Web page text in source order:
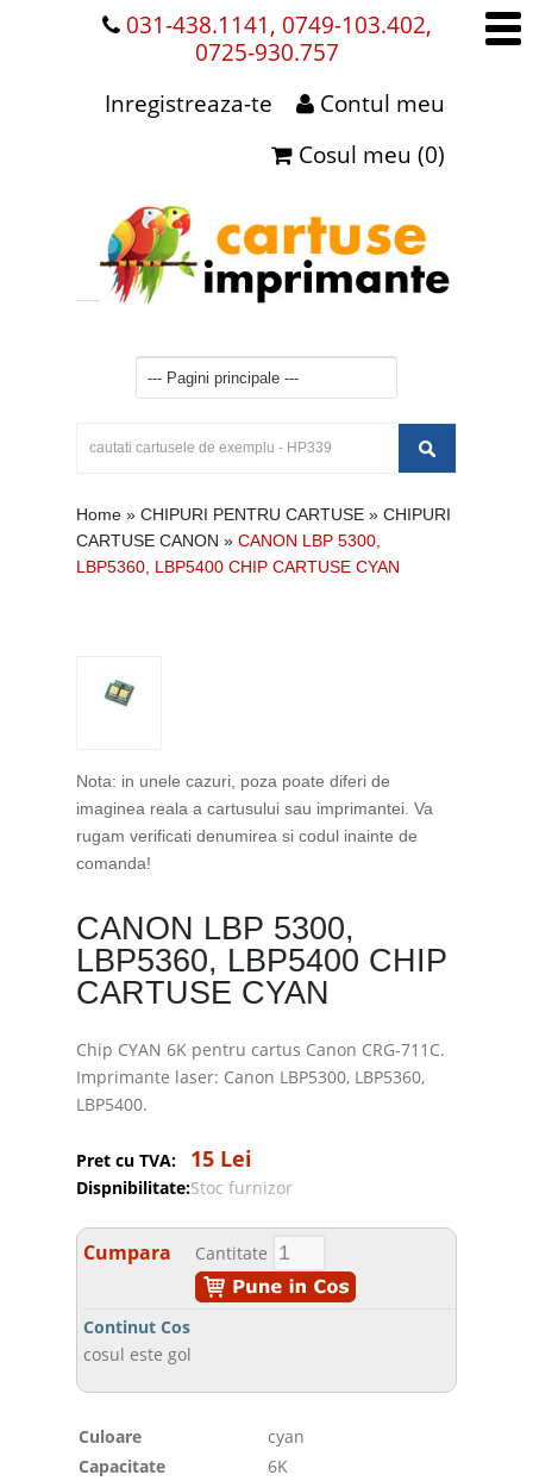
031-438.1141, 0749-103.402,
0725-930.757
Contul meu
Inregistreaza-te
Cosul meu (0)
Home » CHIPURI PENTRU CARTUSE » CHIPURI
CARTUSE CANON » CANON LBP 5300,
LBP5360, LBP5400 CHIP CARTUSE CYAN
Nota: in unele cazuri, poza poate diferi de
imaginea reala a cartusului sau imprimantei. Va
rugam verificati denumirea si codul inainte de
comanda!
CANON LBP 5300,
LBP5360, LBP5400 CHIP
CARTUSE CYAN
Chip CYAN 6K pentru cartus Canon CRG-711C.
Imprimante laser: Canon LBP5300, LBP5360,
LBP5400.
Pret cu TVA: 15 Lei
Dispnibilitate:Stoc furnizor
Cumpara Cantitate
Continut Cos
cosul este gol
Culoare
cyan
Capacitate
6K